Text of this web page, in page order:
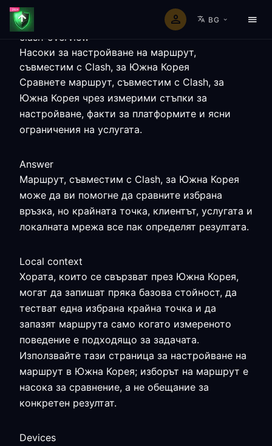
BG
clash-overview
Насоки за настройване на маршрут,
съвместим с Clash, за Южна Корея
Сравнете маршрут, съвместим с Clash, за
Южна Корея чрез измерими стъпки за
настройване, факти за платформите и ясни
ограничения на услугата.
Answer
Маршрут, съвместим с Clash, за Южна Корея
може да ви помогне да сравните избрана
връзка, но крайната точка, клиентът, услугата и
локалната мрежа все пак определят резултата.
Local context
Хората, които се свързват през Южна Корея,
могат да запишат пряка базова стойност, да
тестват една избрана крайна точка и да
запазят маршрута само когато измереното
поведение е подходящо за задачата.
Използвайте тази страница за настройване на
маршрут в Южна Корея; изборът на маршрут е
насока за сравнение, а не обещание за
конкретен резултат.
Devices